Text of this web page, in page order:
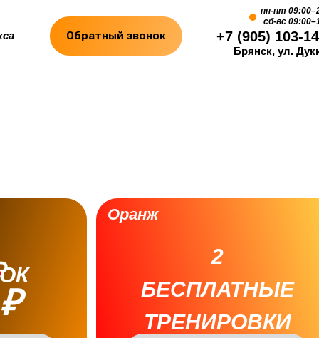
Обратный звонок
пн-пт
сб-вс
Брянск, ул.
+7 (905) 103-
2
БЕСПЛАТНЫЕ
ТРЕНИРОВКИ
Оранж